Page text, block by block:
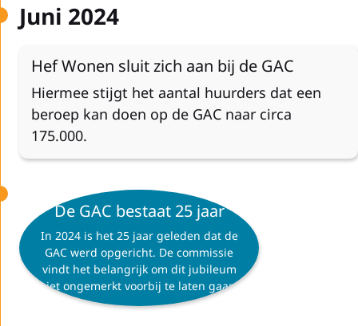
Juni 2024
Hef Wonen sluit zich aan bij de GAC
Hiermee stijgt het aantal huurders dat een
beroep kan doen op de GAC naar circa
175.000.
De GAC bestaat 25 jaar
In 2024 is het 25 jaar geleden dat de
GAC werd opgericht. De commissie
vindt het belangrijk om dit jubileum
niet ongemerkt voorbij te laten gaan.